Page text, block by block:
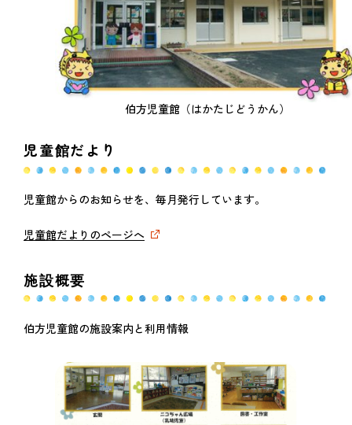
伯方児童館（はかたじどうかん）
児童館だより
児童館からのお知らせを、毎月発行しています。
児童館だよりのページへ
施設概要
伯方児童館の施設案内と利用情報